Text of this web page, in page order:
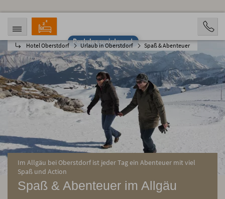
Postulez maintenant
Hotel Oberstdorf Urlaub in Oberstdorf Spaß & Abenteuer
ARRIVÉE
07.08.2026
DÉPART
12.08.2026
PERSONNES
2 Personen
RÉSERVATION
Im Allgäu bei Oberstdorf ist jeder Tag ein Abenteuer mit viel
Spaß und Action
Spaß & Abenteuer im Allgäu